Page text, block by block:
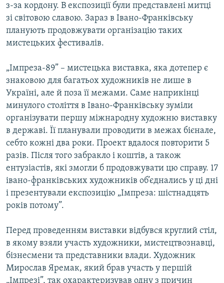
СПЕЦПРОЄКТИ
ПОДКАСТИ
РУС
УКР
КТАТ
ДОЛУЧАЙСЯ!
Усі сайти RFE/RL
з-за кордону. В експозиції були представлені митці
зі світовою славою. Зараз в Івано-Франківську
планують продовжувати організацію таких
мистецьких фестивалів.
„Імпреза-89” – мистецька виставка, яка дотепер є
знаковою для багатьох художників не лише в
Україні, але й поза її межами. Саме наприкінці
минулого століття в Івано-Франківську зуміли
організувати першу міжнародну художню виставку
в державі. Її планували проводити в межах бієнале,
себто кожні два роки. Проект вдалося повторити 5
разів. Після того забракло і коштів, а також
ентузіастів, які змогли б продовжувати цю справу. 17
івано-франківських художників об’єднались у ці дні
і презентували експозицію „Імпреза: шістнадцять
років потому”.
Перед проведенням виставки відбувся круглий стіл,
в якому взяли участь художники, мистецтвознавці,
бізнесмени та представники влади. Художник
Мирослав Яремак, який брав участь у першій
„Імпрезі”, так охарактеризував одну з причин